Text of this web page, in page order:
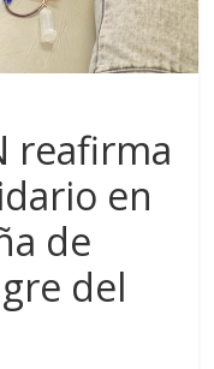
reafirma
en
de
del